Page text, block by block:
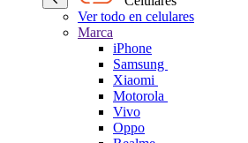
Ver todo en celulares
Marca
iPhone
Samsung
Xiaomi
Motorola
Vivo
Oppo